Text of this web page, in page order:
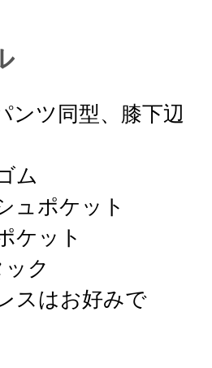
ンツ同型、膝下辺
ム
ュポケット
ケット
ク
スはお好みで